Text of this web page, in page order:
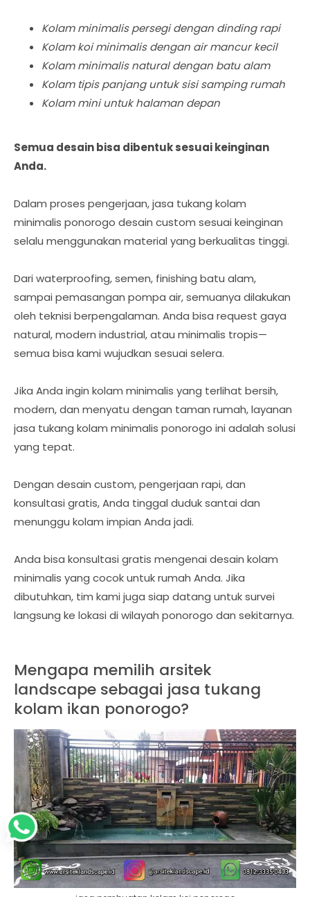
Kolam minimalis persegi dengan dinding rapi
Kolam koi minimalis dengan air mancur kecil
Kolam minimalis natural dengan batu alam
Kolam tipis panjang untuk sisi samping rumah
Kolam mini untuk halaman depan
Semua desain bisa dibentuk sesuai keinginan
Anda.
Dalam proses pengerjaan, jasa tukang kolam
minimalis ponorogo desain custom sesuai keinginan
selalu menggunakan material yang berkualitas tinggi.
Dari waterproofing, semen, finishing batu alam,
sampai pemasangan pompa air, semuanya dilakukan
oleh teknisi berpengalaman. Anda bisa request gaya
natural, modern industrial, atau minimalis tropis—
semua bisa kami wujudkan sesuai selera.
Jika Anda ingin kolam minimalis yang terlihat bersih,
modern, dan menyatu dengan taman rumah, layanan
jasa tukang kolam minimalis ponorogo ini adalah solusi
yang tepat.
Dengan desain custom, pengerjaan rapi, dan
konsultasi gratis, Anda tinggal duduk santai dan
menunggu kolam impian Anda jadi.
Anda bisa konsultasi gratis mengenai desain kolam
minimalis yang cocok untuk rumah Anda. Jika
dibutuhkan, tim kami juga siap datang untuk survei
langsung ke lokasi di wilayah ponorogo dan sekitarnya.
Mengapa memilih arsitek
landscape sebagai jasa tukang
kolam ikan ponorogo?